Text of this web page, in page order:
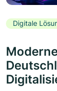
Digitale